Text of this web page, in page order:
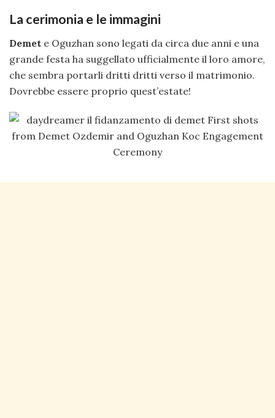
La cerimonia e le immagini
Demet e Oguzhan sono legati da circa due anni e una
grande festa ha suggellato ufficialmente il loro amore,
che sembra portarli dritti dritti verso il matrimonio.
Dovrebbe essere proprio quest’estate!